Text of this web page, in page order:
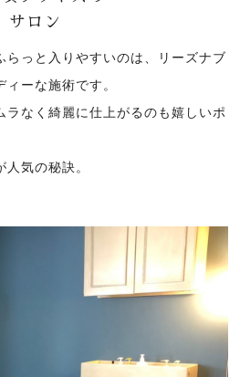
サロン
らっと入りやすいのは、リーズナブ
ーな施術です。
ラなく綺麗に仕上がるのも嬉しいポ
気の秘訣。